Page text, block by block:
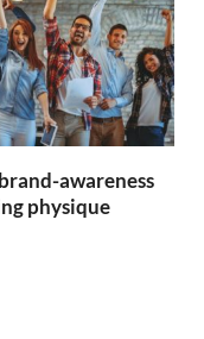
awareness
physique